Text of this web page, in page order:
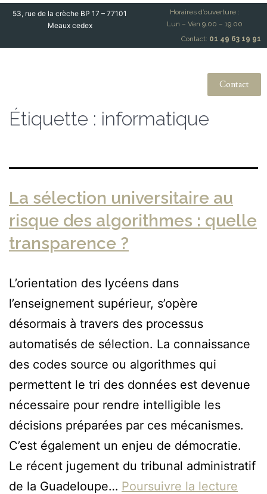
53, rue de la crèche BP 17 – 77101
Meaux cedex
Horaires d’ouverture :
Lun – Ven 9.00 – 19.00
Contact: 01 49 63 19 91
Contact
Étiquette : informatique
La sélection universitaire au
risque des algorithmes : quelle
transparence ?
L’orientation des lycéens dans
l’enseignement supérieur, s’opère
désormais à travers des processus
automatisés de sélection. La connaissance
des codes source ou algorithmes qui
permettent le tri des données est devenue
nécessaire pour rendre intelligible les
décisions préparées par ces mécanismes.
C’est également un enjeu de démocratie.
Le récent jugement du tribunal administratif
de la Guadeloupe… Poursuivre la lecture